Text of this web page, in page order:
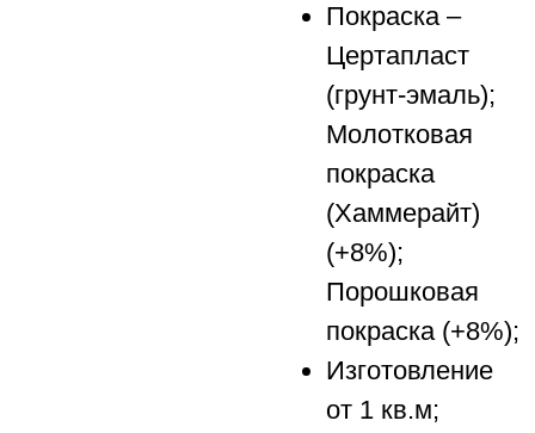
Покраска –
Цертапласт
(грунт-эмаль);
Молотковая
покраска
(Хаммерайт)
(+8%);
Порошковая
покраска (+8%);
Изготовление
от 1 кв.м;